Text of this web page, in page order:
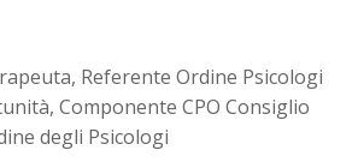
Referente Ordine Psicologi
Componente CPO Consiglio
degli Psicologi